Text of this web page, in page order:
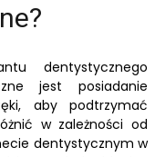
dentystycznego
jest posiadanie
aby podtrzymać
w zależności od
dentystycznym w